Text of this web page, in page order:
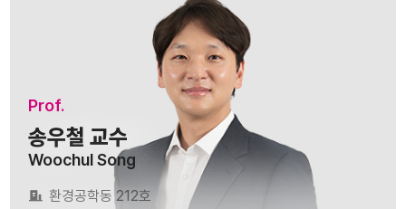
Prof.
송우철 교수
Woochul Song
환경공학동 212호